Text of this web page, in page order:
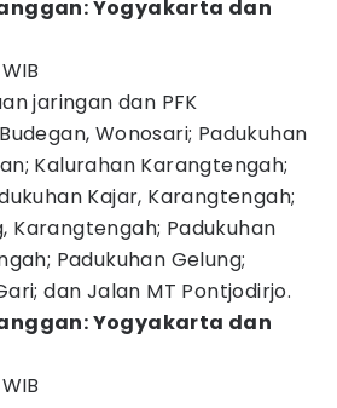
Yogyakarta dan
jaringan dan PFK
Wonosari; Padukuhan
Kalurahan Karangtengah;
Kajar, Karangtengah;
Karangtengah; Padukuhan
Padukuhan Gelung;
dan Jalan MT Pontjodirjo.
Yogyakarta dan